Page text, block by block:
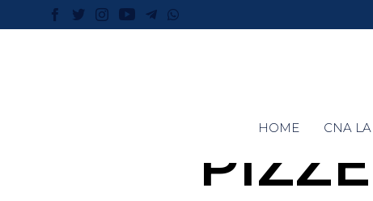
HOME CNA